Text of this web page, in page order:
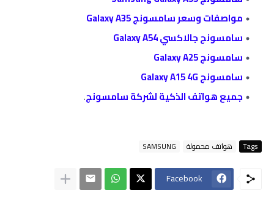
مواصفات وسعر سامسونج Galaxy A35
سامسونج جالاكسي Galaxy A54
سامسونج Galaxy A25
سامسونج Galaxy A15 4G
جميع هواتف الذكية لشركة سامسونج.
Tags هواتف محمولة SAMSUNG
Facebook